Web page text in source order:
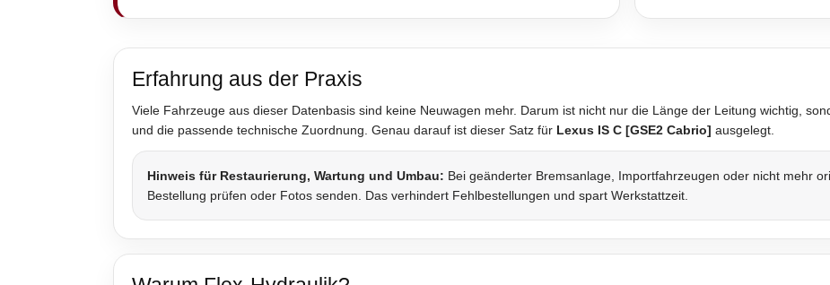
Erfahrung aus der Praxis
Viele Fahrzeuge aus dieser Datenbasis sind keine Neuwagen mehr. Darum ist nicht nur die Länge der Leitung wichtig,
und die passende technische Zuordnung. Genau darauf ist dieser Satz für Lexus IS C [GSE2 Cabrio] ausgelegt.
Hinweis für Restaurierung, Wartung und Umbau: Bei geänderter Bremsanlage, Importfahrzeugen oder nicht mehr
Bestellung prüfen oder Fotos senden. Das verhindert Fehlbestellungen und spart Werkstattzeit.